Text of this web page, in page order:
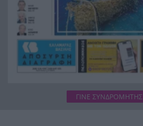
ΓΙΝΕ ΣΥΝΔΡΟΜΗΤΗΣ